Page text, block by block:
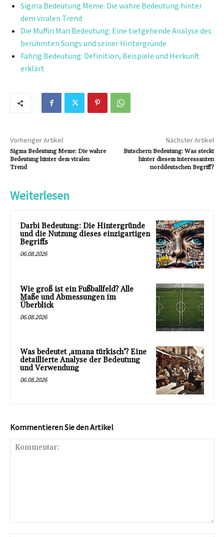
Sigma Bedeutung Meme: Die wahre Bedeutung hinter
dem viralen Trend
Die Muffin Man Bedeutung: Eine tiefgehende Analyse des
berühmten Songs und seiner Hintergründe
Fahrig Bedeutung: Definition, Beispiele und Herkunft
erklärt
Vorheriger Artikel
Sigma Bedeutung Meme: Die wahre
Bedeutung hinter dem viralen
Trend
Nächster Artikel
Butschern Bedeutung: Was steckt
hinter diesem interessanten
norddeutschen Begriff?
Weiterlesen
Darbi Bedeutung: Die Hintergründe
und die Nutzung dieses einzigartigen
Begriffs
06.08.2026
Wie groß ist ein Fußballfeld? Alle
Maße und Abmessungen im
Überblick
06.08.2026
Was bedeutet ‚amana türkisch‘? Eine
detaillierte Analyse der Bedeutung
und Verwendung
06.08.2026
Kommentieren Sie den Artikel